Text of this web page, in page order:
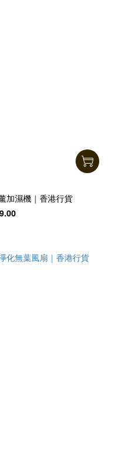
加濕機｜香港行貨